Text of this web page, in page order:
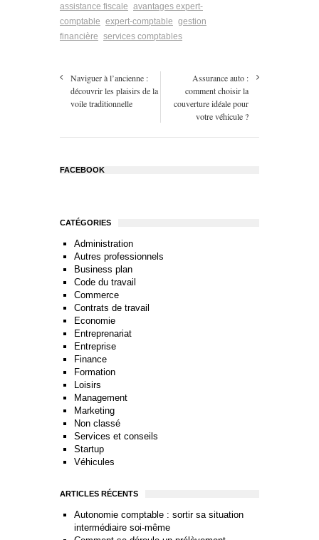
assistance fiscale avantages expert-
comptable expert-comptable gestion
financière services comptables
Naviguer à l’ancienne :
découvrir les plaisirs de la
voile traditionnelle
Assurance auto :
comment choisir la
couverture idéale pour
votre véhicule ?
FACEBOOK
CATÉGORIES
Administration
Autres professionnels
Business plan
Code du travail
Commerce
Contrats de travail
Economie
Entreprenariat
Entreprise
Finance
Formation
Loisirs
Management
Marketing
Non classé
Services et conseils
Startup
Véhicules
ARTICLES RÉCENTS
Autonomie comptable : sortir sa situation
intermédiaire soi-même